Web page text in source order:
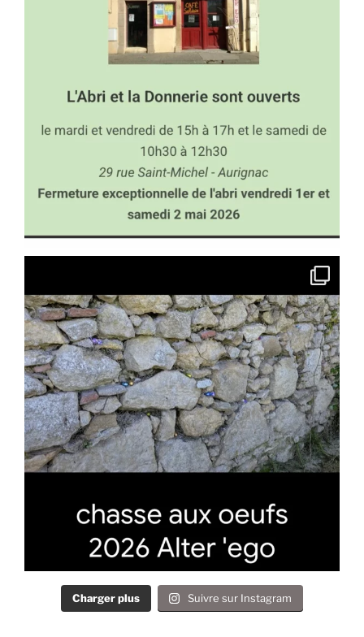
Charger plus Suivre sur Instagram